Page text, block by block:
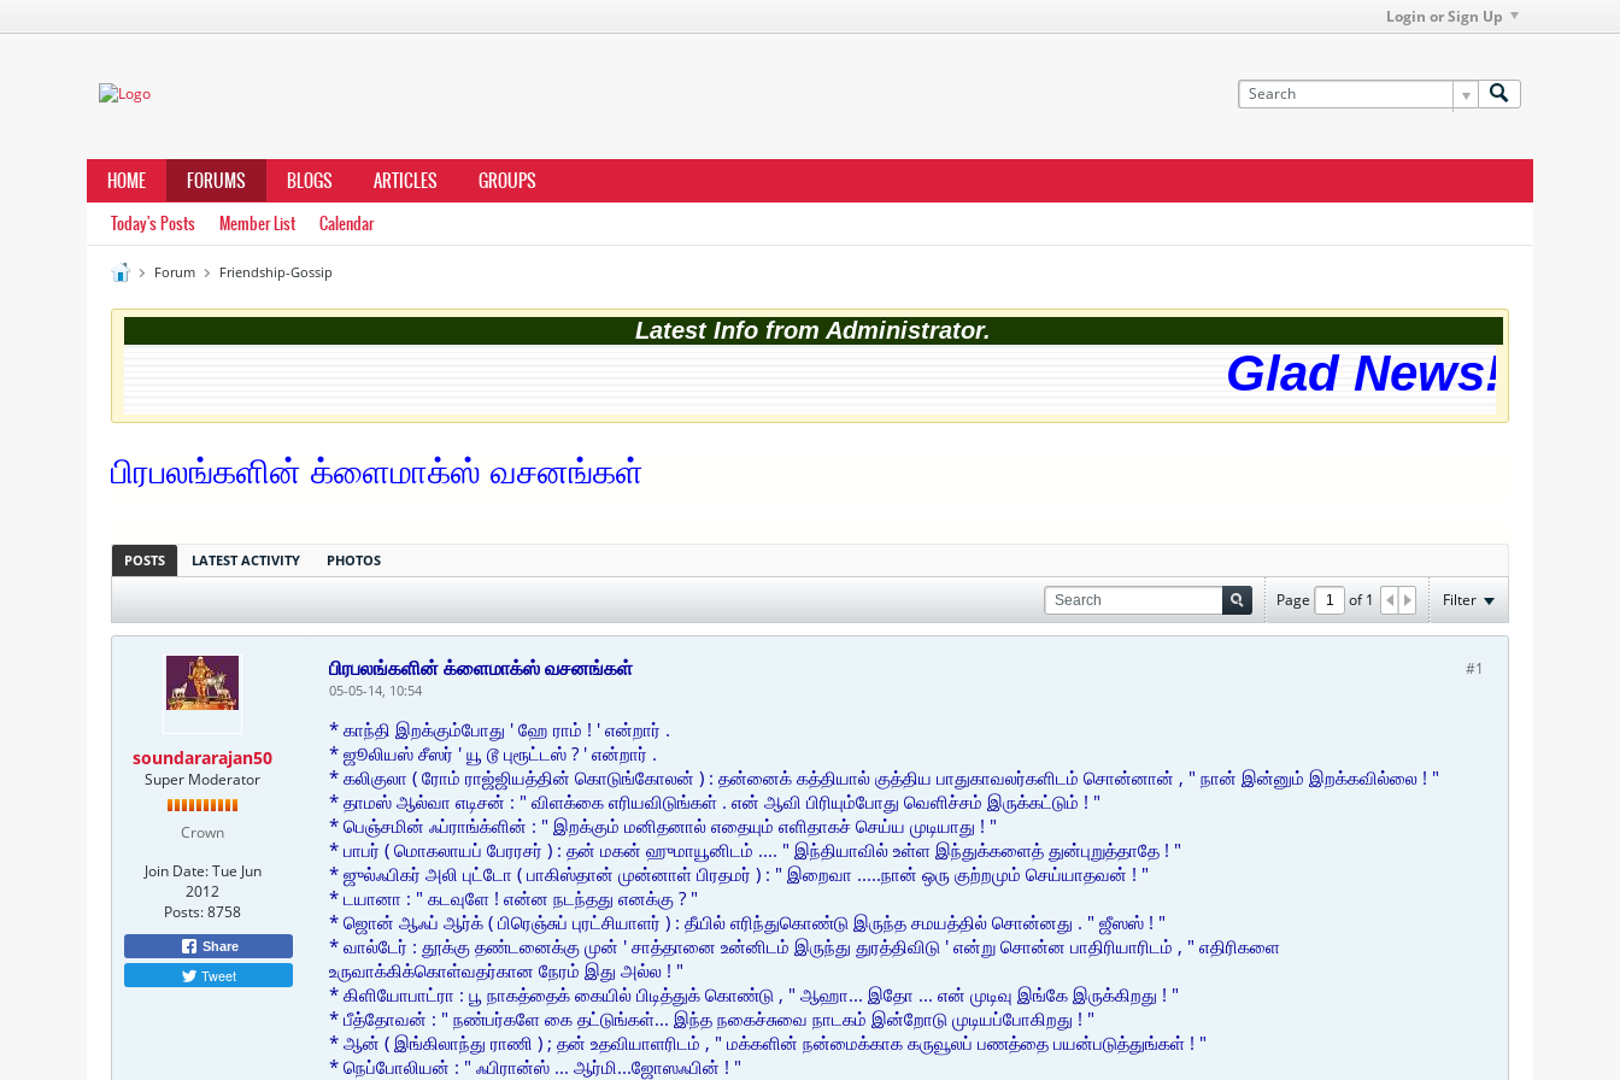
Login or Sign Up
HOME FORUMS BLOGS ARTICLES GROUPS
Today's Posts Member List Calendar
Forum Friendship-Gossip
Latest Info from Administrator.
Glad News!
பிரபலங்களின் க்ளைமாக்ஸ் வசனங்கள்
POSTS LATEST ACTIVITY PHOTOS
Page of1 Filter
soundararajan50
Super Moderator
Crown
Join Date: Tue Jun
2012
Posts:8758
Share
Tweet
#1
பிரபலங்களின் க்ளைமாக்ஸ் வசனங்கள்
05-05-14, 10:54
* காந்தி இறக்கும்போது ' ஹே ராம் ! ' என்றார் .
* ஜூலியஸ் சீஸர் ' யூ டூ புரூட்டஸ் ? ' என்றார் .
* கலிகுலா ( ரோம் ராஜ்ஜியத்தின் கொடுங்கோலன் ) : தன்னைக் கத்தியால் குத்திய பாதுகாவலர்களிடம் சொன்னான் , " நான் இன்னும் இறக்கவில்லை ! "
* தாமஸ் ஆல்வா எடிசன் : " விளக்கை எரியவிடுங்கள் . என் ஆவி பிரியும்போது வெளிச்சம் இருக்கட்டும் ! "
* பெஞ்சமின் ஃப்ராங்க்ளின் : " இறக்கும் மனிதனால் எதையும் எளிதாகச் செய்ய முடியாது ! "
* பாபர் ( மொகலாயப் பேரரசர் ) : தன் மகன் ஹுமாயூனிடம் .... " இந்தியாவில் உள்ள இந்துக்களைத் துன்புறுத்தாதே ! "
* ஜுல்ஃபிகர் அலி புட்டோ ( பாகிஸ்தான் முன்னாள் பிரதமர் ) : " இறைவா .....நான் ஒரு குற்றமும் செய்யாதவன் ! "
* டயானா : " கடவுளே ! என்ன நடந்தது எனக்கு ? "
* ஜொன் ஆஃப் ஆர்க் ( பிரெஞ்சுப் புரட்சியாளர் ) : தீயில் எரிந்துகொண்டு இருந்த சமயத்தில் சொன்னது . " ஜீஸஸ் ! "
* வால்டேர் : தூக்கு தண்டனைக்கு முன் ' சாத்தானை உன்னிடம் இருந்து துரத்திவிடு ' என்று சொன்ன பாதிரியாரிடம் , " எதிரிகளை
உருவாக்கிக்கொள்வதர்கான நேரம் இது அல்ல ! "
* கிளியோபாட்ரா : பூ நாகத்தைக் கையில் பிடித்துக் கொண்டு , " ஆஹா... இதோ ... என் முடிவு இங்கே இருக்கிறது ! "
* பீத்தோவன் : " நண்பர்களே கை தட்டுங்கள்... இந்த நகைச்சுவை நாடகம் இன்றோடு முடியப்போகிறது ! "
* ஆன் ( இங்கிலாந்து ராணி ) ; தன் உதவியாளரிடம் , " மக்களின் நன்மைக்காக கருவூலப் பணத்தை பயன்படுத்துங்கள் ! "
* நெப்போலியன் : " ஃபிரான்ஸ் ... ஆர்மி...ஜோஸஃபின் ! "